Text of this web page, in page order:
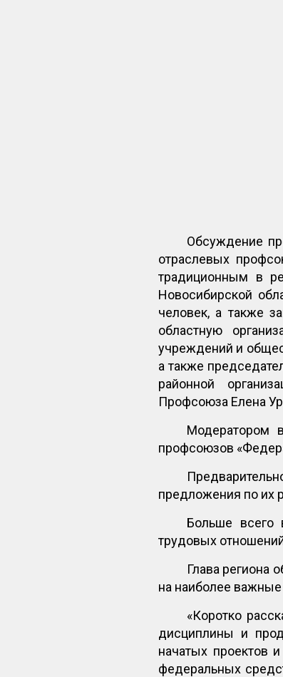
Обсуждение
отраслевых
традиционным в
Новосибирской
человек, а также
областную
учреждений и
а также
районной
Профсоюза Елена
Модератором
профсоюзов
предложения по их
Больше всего
трудовых
Глава региона
на наиболее
«Коротко
дисциплины и
начатых проектов
федеральных